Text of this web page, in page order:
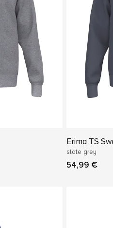
Erima TS
slate grey
54,99 €